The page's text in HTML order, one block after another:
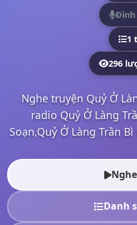
Đình
1
296
Nghe truyện Quỷ Ở
radio Quỷ Ở Làng
Soạn,Quỷ Ở Làng Trần
Danh